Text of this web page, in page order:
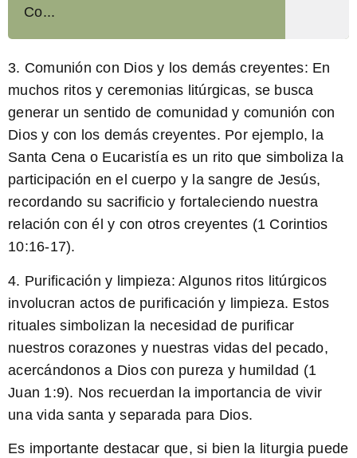
Co...
3. Comunión con Dios y los demás creyentes: En
muchos ritos y ceremonias litúrgicas, se busca
generar un sentido de comunidad y comunión con
Dios y con los demás creyentes. Por ejemplo, la
Santa Cena o Eucaristía es un rito que simboliza la
participación en el cuerpo y la sangre de Jesús,
recordando su sacrificio y fortaleciendo nuestra
relación con él y con otros creyentes (1 Corintios
10:16-17).
4. Purificación y limpieza: Algunos ritos litúrgicos
involucran actos de purificación y limpieza. Estos
rituales simbolizan la necesidad de purificar
nuestros corazones y nuestras vidas del pecado,
acercándonos a Dios con pureza y humildad (1
Juan 1:9). Nos recuerdan la importancia de vivir
una vida santa y separada para Dios.
Es importante destacar que, si bien la liturgia puede